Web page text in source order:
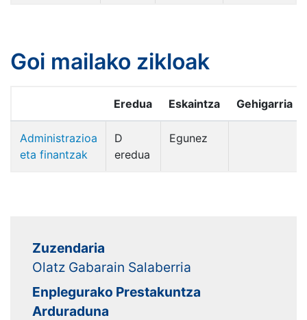
Goi mailako zikloak
Eredua Eskaintza Gehigarria
Administrazioa
eta finantzak
D
eredua
Egunez
Zuzendaria
Olatz Gabarain Salaberria
Enplegurako Prestakuntza
Arduraduna